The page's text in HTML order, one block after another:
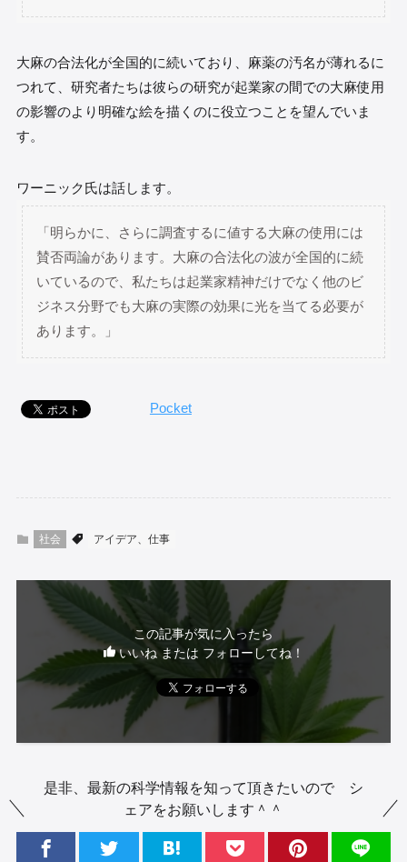
大麻の合法化が全国的に続いており、麻薬の汚名が薄れるに
つれて、研究者たちは彼らの研究が起業家の間での大麻使用
の影響のより明確な絵を描くのに役立つことを望んでいま
す。
ワーニック氏は話します。
「明らかに、さらに調査するに値する大麻の使用には
賛否両論があります。大麻の合法化の波が全国的に続
いているので、私たちは起業家精神だけでなく他のビ
ジネス分野でも大麻の実際の効果に光を当てる必要が
あります。」
Pocket
社会 アイデア、仕事
この記事が気に入ったら
いいね または フォローしてね！
是非、最新の科学情報を知って頂きたいので シ
ェアをお願いします＾＾